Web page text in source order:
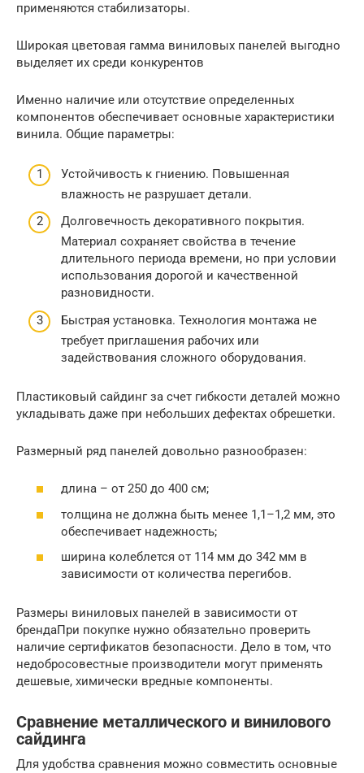
применяются стабилизаторы.
Широкая цветовая гамма виниловых панелей выгодно
выделяет их среди конкурентов
Именно наличие или отсутствие определенных
компонентов обеспечивает основные характеристики
винила. Общие параметры:
Устойчивость к гниению. Повышенная
влажность не разрушает детали.
Долговечность декоративного покрытия.
Материал сохраняет свойства в течение
длительного периода времени, но при условии
использования дорогой и качественной
разновидности.
Быстрая установка. Технология монтажа не
требует приглашения рабочих или
задействования сложного оборудования.
Пластиковый сайдинг за счет гибкости деталей можно
укладывать даже при небольших дефектах обрешетки.
Размерный ряд панелей довольно разнообразен:
длина – от 250 до 400 см;
толщина не должна быть менее 1,1–1,2 мм, это
обеспечивает надежность;
ширина колеблется от 114 мм до 342 мм в
зависимости от количества перегибов.
Размеры виниловых панелей в зависимости от
брендаПри покупке нужно обязательно проверить
наличие сертификатов безопасности. Дело в том, что
недобросовестные производители могут применять
дешевые, химически вредные компоненты.
Сравнение металлического и винилового
сайдинга
Для удобства сравнения можно совместить основные